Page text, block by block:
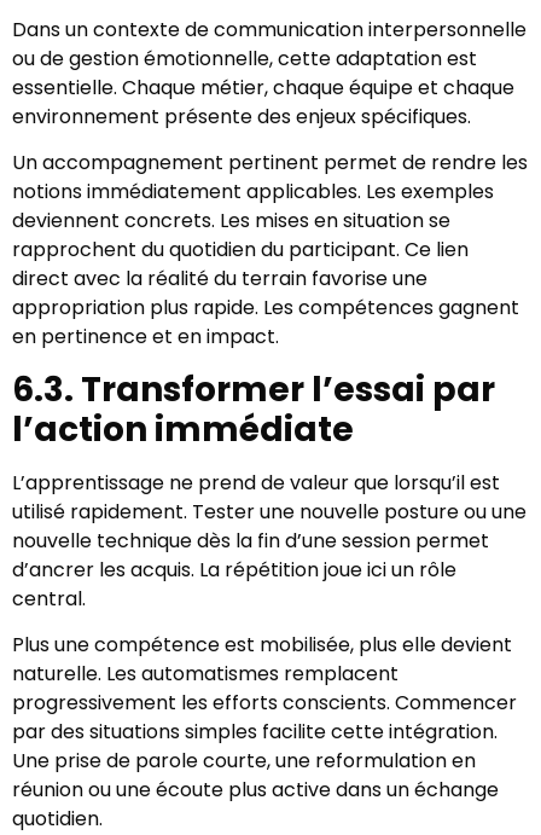
Dans un contexte de communication interpersonnelle
ou de gestion émotionnelle, cette adaptation est
essentielle. Chaque métier, chaque équipe et chaque
environnement présente des enjeux spécifiques.
Un accompagnement pertinent permet de rendre les
notions immédiatement applicables. Les exemples
deviennent concrets. Les mises en situation se
rapprochent du quotidien du participant. Ce lien
direct avec la réalité du terrain favorise une
appropriation plus rapide. Les compétences gagnent
en pertinence et en impact.
6.3. Transformer l’essai par
l’action immédiate
L’apprentissage ne prend de valeur que lorsqu’il est
utilisé rapidement. Tester une nouvelle posture ou une
nouvelle technique dès la fin d’une session permet
d’ancrer les acquis. La répétition joue ici un rôle
central.
Plus une compétence est mobilisée, plus elle devient
naturelle. Les automatismes remplacent
progressivement les efforts conscients. Commencer
par des situations simples facilite cette intégration.
Une prise de parole courte, une reformulation en
réunion ou une écoute plus active dans un échange
quotidien.